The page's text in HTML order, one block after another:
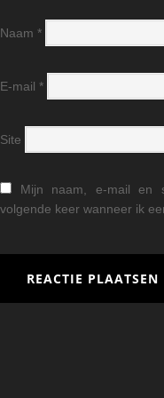
Naam *
E-mail *
Site
Mijn naam, e-mail en
volgende keer wanneer ik